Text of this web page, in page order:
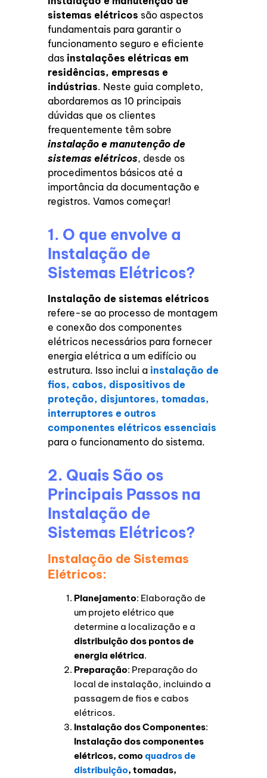
sistemas elétricos são aspectos
fundamentais para garantir o
funcionamento seguro e eficiente
das instalações elétricas em
residências, empresas e
indústrias. Neste guia completo,
abordaremos as 10 principais
dúvidas que os clientes
frequentemente têm sobre
instalação e manutenção de
sistemas elétricos, desde os
procedimentos básicos até a
importância da documentação e
registros. Vamos começar!
1. O que envolve a
Instalação de
Sistemas Elétricos?
Instalação de sistemas elétricos
refere-se ao processo de montagem
e conexão dos componentes
elétricos necessários para fornecer
energia elétrica a um edifício ou
estrutura. Isso inclui a instalação de
fios, cabos, dispositivos de
proteção, disjuntores, tomadas,
interruptores e outros
componentes elétricos essenciais
para o funcionamento do sistema.
2. Quais São os
Principais Passos na
Instalação de
Sistemas Elétricos?
Instalação de Sistemas
Elétricos:
Planejamento: Elaboração de
um projeto elétrico que
determine a localização e a
distribuição dos pontos de
energia elétrica.
Preparação: Preparação do
local de instalação, incluindo a
passagem de fios e cabos
elétricos.
Instalação dos Componentes:
Instalação dos componentes
elétricos, como quadros de
distribuição, tomadas,